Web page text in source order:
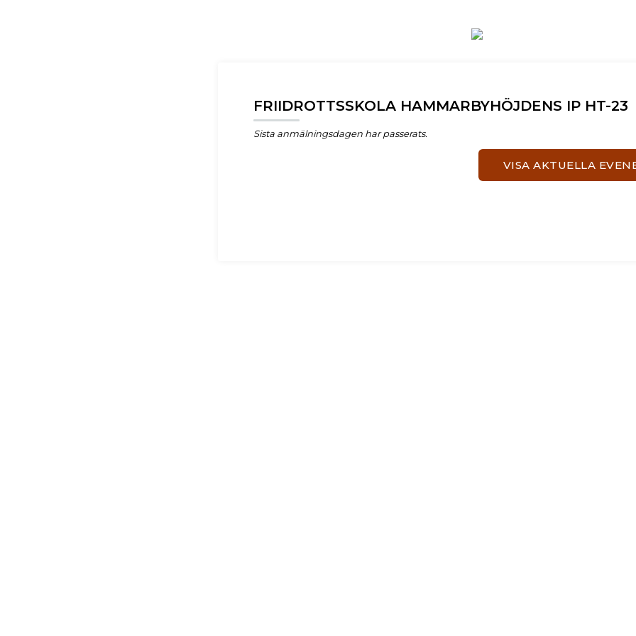
FRIIDROTTSSKOLA HAMMARBYHÖJDENS IP HT-23
Sista anmälningsdagen har passerats.
VISA AKTUELLA